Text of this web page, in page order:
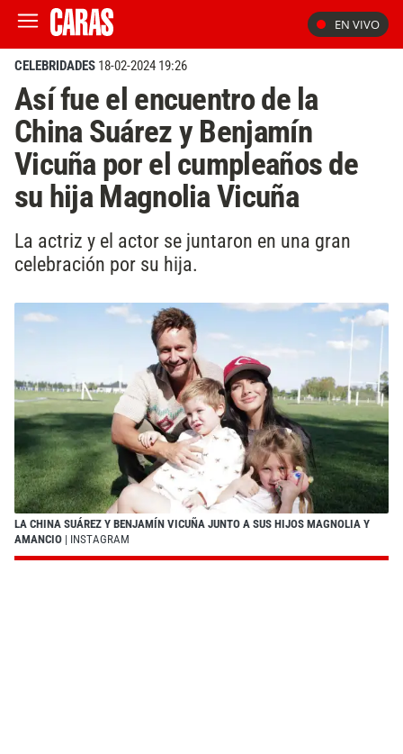
EN VIVO
CELEBRIDADES 18-02-2024 19:26
Así fue el encuentro de la
China Suárez y Benjamín
Vicuña por el cumpleaños de
su hija Magnolia Vicuña
La actriz y el actor se juntaron en una gran
celebración por su hija.
LA CHINA SUÁREZ Y BENJAMÍN VICUÑA JUNTO A SUS HIJOS MAGNOLIA Y
AMANCIO | INSTAGRAM